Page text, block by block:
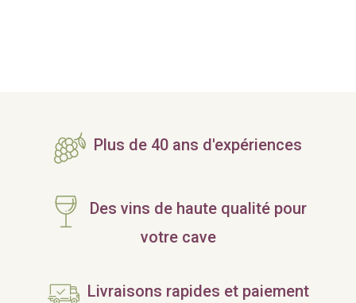
Plus de 40 ans d'expériences
Des vins de haute qualité pour
votre cave
Livraisons rapides et paiement